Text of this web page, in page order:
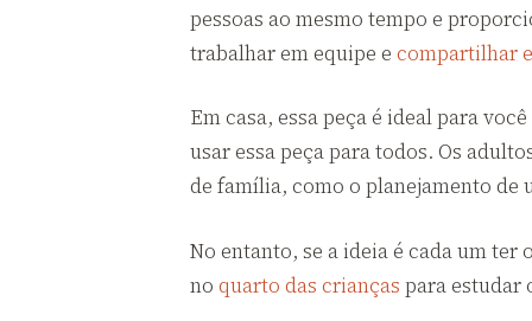
pessoas ao mesmo tempo e
trabalhar em equipe e compartilhar
Em casa, essa peça é ideal para
usar essa peça para todos. Os
de família, como o planejamento de
No entanto, se a ideia é cada um ter
no quarto das crianças para estudar